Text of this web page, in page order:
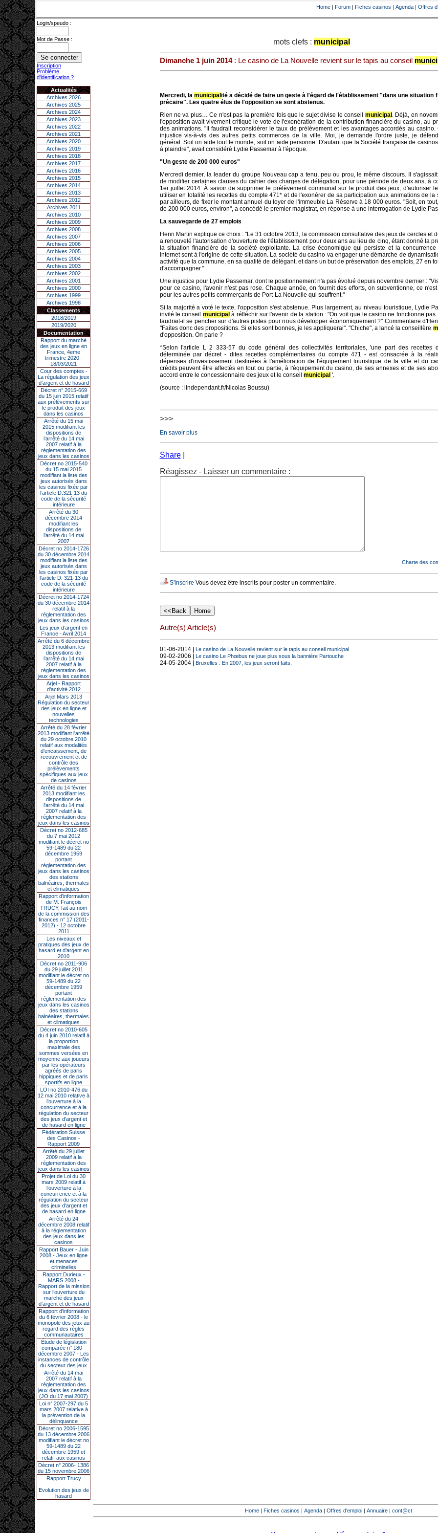
Home | Forum | Fiches casinos | Agenda | Offres
Login/speudo :
Mot de Passe :
Inscription
Problème
d'identification ?
Actualités
Archives 2026
Archives 2025
Archives 2024
Archives 2023
Archives 2022
Archives 2021
Archives 2020
Archives 2019
Archives 2018
Archives 2017
Archives 2016
Archives 2015
Archives 2014
Archives 2013
Archives 2012
Archives 2011
Archives 2010
Archives 2009
Archives 2008
Archives 2007
Archives 2006
Archives 2005
Archives 2004
Archives 2003
Archives 2002
Archives 2001
Archives 2000
Archives 1999
Archives 1998
Classements
2018/2019
2019/2020
Documentation
Rapport du marché
des jeux en ligne en
France, 4eme
trimestre 2020 -
18/03/2021
Cour des comptes -
La régulation des jeux
d’argent et de hasard
Décret n° 2015-669
du 15 juin 2015 relatif
aux prélèvements sur
le produit des jeux
dans les casinos
Arrêté du 15 mai
2015 modifiant les
dispositions de
l’arrêté du 14 mai
2007 relatif à la
réglementation des
jeux dans les casinos
Décret no 2015-540
du 15 mai 2015
modifiant la liste des
jeux autorisés dans
les casinos fixée par
l’article D.321-13 du
code de la sécurité
intérieure
Arrêté du 30
décembre 2014
modifiant les
dispositions de
l’arrêté du 14 mai
2007
Décret no 2014-1726
du 30 décembre 2014
modifiant la liste des
jeux autorisés dans
les casinos fixée par
l’article D. 321-13 du
code de la sécurité
intérieure
Décret no 2014-1724
du 30 décembre 2014
relatif à la
réglementation des
jeux dans les casinos
Les jeux d’argent en
France - Avril 2014
Arrêté du 6 décembre
2013 modifiant les
dispositions de
l’arrêté du 14 mai
2007 relatif à la
réglementation des
jeux dans les casinos
Arjel - Rapport
d'activité 2012
Arjel Mars 2013
Régulation du secteur
des jeux en ligne et
nouvelles
technologies
Arrêté du 28 février
2013 modifiant l'arrêté
du 29 octobre 2010
relatif aux modalités
d'encaissement, de
recouvrement et de
contrôle des
prélèvements
spécifiques aux jeux
de casinos
Arrêté du 14 février
2013 modifiant les
dispositions de
l'arrêté du 14 mai
2007 relatif à la
réglementation des
jeux dans les casinos
Décret no 2012-685
du 7 mai 2012
modifiant le décret no
59-1489 du 22
décembre 1959
portant
réglementation des
jeux dans les casinos
des stations
balnéaires, thermales
et climatiques
Rapport d'information
de M. François
TRUCY, fait au nom
de la commission des
finances n° 17 (2011-
2012) - 12 octobre
2011
Les niveaux et
pratiques des jeux de
hasard et d’argent en
2010
Décret no 2011-906
du 29 juillet 2011
modifiant le décret no
59-1489 du 22
décembre 1959
portant
réglementation des
jeux dans les casinos
des stations
balnéaires, thermales
et climatiques
Décret no 2010-605
du 4 juin 2010 relatif à
la proportion
maximale des
sommes versées en
moyenne aux joueurs
par les opérateurs
agréés de paris
hippiques et de paris
sportifs en ligne
LOI no 2010-476 du
12 mai 2010 relative à
l’ouverture à la
concurrence et à la
régulation du secteur
des jeux d’argent et
de hasard en ligne
Fédération Suisse
des Casinos -
Rapport 2009
Arrêté du 29 juillet
2009 relatif à la
réglementation des
jeux dans les casinos
Projet de Loi du 30
mars 2009 relatif à
l’ouverture à la
concurrence et à la
régulation du secteur
des jeux d’argent et
de hasard en ligne
Arrêté du 24
décembre 2008 relatif
à la réglementation
des jeux dans les
casinos
Rapport Bauer - Juin
2008 - Jeux en ligne
et menaces
criminelles
Rapport Durieux -
MARS 2008 -
Rapport de la mission
sur l’ouverture du
marché des jeux
d’argent et de hasard
Rapport d'information
du 6 février 2008 - le
monopole des jeux au
regard des règles
communautaires
Étude de législation
comparée n° 180 -
décembre 2007 - Les
instances de contrôle
du secteur des jeux
Arrêté du 14 mai
2007 relatif à la
réglementation des
jeux dans les casinos
(JO du 17 mai 2007)
Loi n° 2007-297 du 5
mars 2007 relative à
la prévention de la
délinquance
Décret no 2006-1595
du 13 décembre 2006
modifiant le décret no
59-1489 du 22
décembre 1959 et
relatif aux casinos
Décret n° 2006- 1386
du 15 novembre 2006
Rapport Trucy
Evolution des jeux de
hasard
mots clefs : municipal
Dimanche 1 juin 2014: Le casino de La Nouvelle revient sur le tapis au conseil
Mercredi, la municipal ité a décidé de faire un geste à l'égard de l'établissement "dans une situation
précaire". Les quatre élus de l'opposition se sont abstenus.
Rien ne va plus… Ce n'est pas la première fois que le sujet divise le conseil municipal . Déjà, en
l'opposition avait vivement critiqué le vote de l'exonération de la contribution financière du casino, au
des animations. "Il faudrait reconsidérer le taux de prélèvement et les avantages accordés au casino.
injustice vis-à-vis des autres petits commerces de la ville. Moi, je demande l'ordre juste, je
général. Soit on aide tout le monde, soit on aide personne. D'autant que la Société française de
à plaindre", avait considéré Lydie Passemar à l'époque.
"Un geste de 200 000 euros"
Mercredi dernier, la leader du groupe Nouveau cap a tenu, peu ou prou, le même discours. Il
de modifier certaines clauses du cahier des charges de délégation, pour une période de deux ans, à
1er juillet 2014. À savoir de supprimer le prélèvement communal sur le produit des jeux, d'autoriser
utiliser en totalité les recettes du compte 471* et de l'exonérer de sa participation aux animations de la
par ailleurs, de fixer le montant annuel du loyer de l'immeuble La Réserve à 18 000 euros. "Soit, en
de 200 000 euros, environ", a concédé le premier magistrat, en réponse à une interrogation de Lydie
La sauvegarde de 27 emplois
Henri Martin explique ce choix : "Le 31 octobre 2013, la commission consultative des jeux de cercles et
a renouvelé l'autorisation d'ouverture de l'établissement pour deux ans au lieu de cinq, étant donné la
la situation financière de la société exploitante. La crise économique qui persiste et la
internet sont à l'origine de cette situation. La société du casino va engager une démarche de
activité que la commune, en sa qualité de délégant, et dans un but de préservation des emplois, 27 en
d'accompagner."
Une injustice pour Lydie Passemar, dont le positionnement n'a pas évolué depuis novembre dernier :
pour ce casino, l'avenir n'est pas rose. Chaque année, on fournit des efforts, on subventionne, ce
pour les autres petits commerçants de Port-La Nouvelle qui souffrent."
Si la majorité a voté le texte, l'opposition s'est abstenue. Plus largement, au niveau touristique, Lydie
invité le conseil municipal à réfléchir sur l'avenir de la station : "On voit que le casino ne fonctionne
faudrait-il se pencher sur d'autres pistes pour nous développer économiquement ?" Commentaire
"Faites donc des propositions. Si elles sont bonnes, je les appliquerai". "Chiche", a lancé la conseillère
d'opposition. On parie ?
*Selon l'article L 2 333-57 du code général des collectivités territoriales, 'une part des recettes
déterminée par décret - dites recettes complémentaires du compte 471 - est consacrée à la
dépenses d'investissement destinées à l'amélioration de l'équipement touristique de la ville et du
crédits peuvent être affectés en tout ou partie, à l'équipement du casino, de ses annexes et de ses
accord entre le concessionnaire des jeux et le conseil municipal '.
(source : lindependant.fr/Nicolas Boussu)
>>>
En savoir plus
Share
Réagissez - Laisser un commentaire :
Charte des
S'inscrire Vous devez être inscrits pour poster un commentaire.
Autre(s) Article(s)
01-06-2014 | Le casino de La Nouvelle revient sur le tapis au conseil municipal
09-02-2006 | Le casino Le Phœbus ne joue plus sous la bannière Partouche
24-05-2004 | Bruxelles : En 2007, les jeux seront faits.
Home | Fiches casinos | Agenda | Offres d'emploi | Annuaire | cont@ct